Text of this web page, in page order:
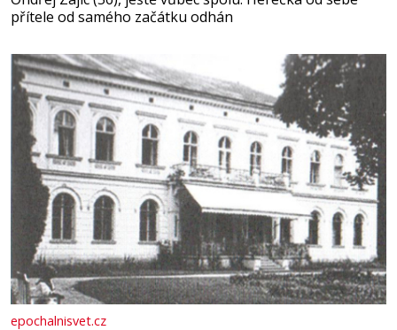
přítele od samého začátku odhán
epochalnisvet.cz